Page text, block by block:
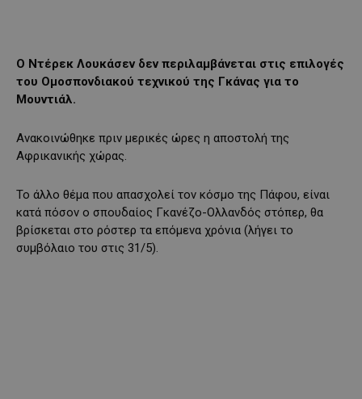
Ο Ντέρεκ Λουκάσεν δεν περιλαμβάνεται στις επιλογές
του Ομοσπονδιακού τεχνικού της Γκάνας για το
Μουντιάλ.
Ανακοινώθηκε πριν μερικές ώρες η αποστολή της
Αφρικανικής χώρας.
To άλλο θέμα που απασχολεί τον κόσμο της Πάφου, είναι
κατά πόσον ο σπουδαίος Γκανέζο-Ολλανδός στόπερ, θα
βρίσκεται στο ρόστερ τα επόμενα χρόνια (λήγει το
συμβόλαιο του στις 31/5).